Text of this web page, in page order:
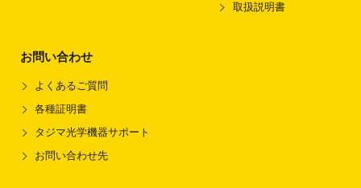
取扱説明書
お問い合わせ
よくあるご質問
各種証明書
タジマ光学機器サポート
お問い合わせ先